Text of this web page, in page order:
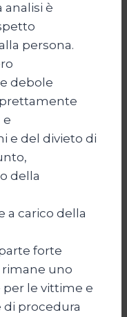
analisi è
persona.
debole
e
e del divieto di
della
a carico della
forte
rimane uno
le vittime e
procedura